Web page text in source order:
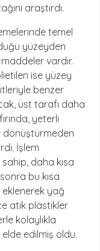
araştırdı.
temel
yüzeyden
vardır.
ise yüzey
benzer
üst tarafı daha
yeterli
dönüştürmeden
İşlem
daha kısa
bu kısa
eklenerek yağ
atık plastikler
kolaylıkla
edilmiş oldu.